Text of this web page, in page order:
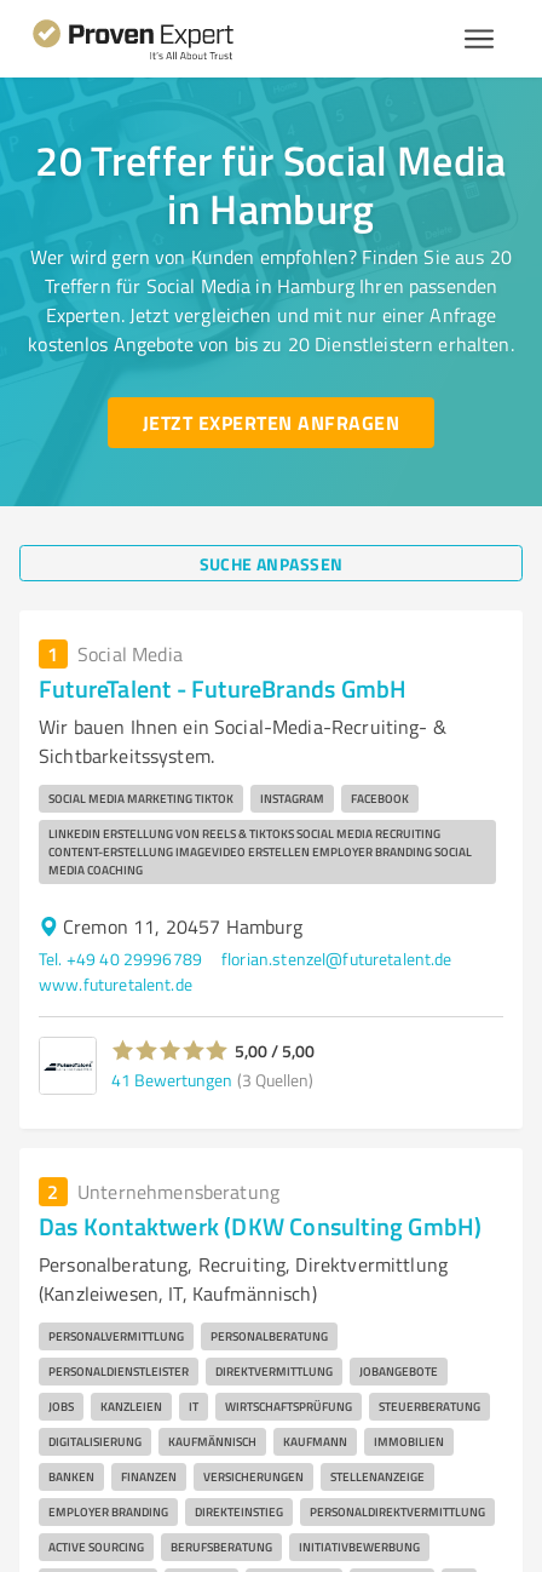
20 Treffer für Social Media
in Hamburg
Wer wird gern von Kunden empfohlen? Finden Sie aus 20
Treffern für Social Media in Hamburg Ihren passenden
Experten. Jetzt vergleichen und mit nur einer Anfrage
kostenlos Angebote von bis zu 20 Dienstleistern erhalten.
JETZT EXPERTEN ANFRAGEN
SUCHE ANPASSEN
1 Social Media
FutureTalent - FutureBrands GmbH
Wir bauen Ihnen ein Social-Media-Recruiting- &
Sichtbarkeitssystem.
SOCIAL MEDIA MARKETING TIKTOK INSTAGRAM FACEBOOK
LINKEDIN ERSTELLUNG VON REELS & TIKTOKS SOCIAL MEDIA RECRUITING
CONTENT-ERSTELLUNG IMAGEVIDEO ERSTELLEN EMPLOYER BRANDING SOCIAL
MEDIA COACHING
Cremon 11, 20457 Hamburg
Tel. +49 40 29996789
florian.stenzel@futuretalent.de
www.futuretalent.de
5,00 / 5,00
41 Bewertungen (3 Quellen)
2 Unternehmensberatung
Das Kontaktwerk (DKW Consulting GmbH)
Personalberatung, Recruiting, Direktvermittlung
(Kanzleiwesen, IT, Kaufmännisch)
PERSONALVERMITTLUNG PERSONALBERATUNG
PERSONALDIENSTLEISTER DIREKTVERMITTLUNG JOBANGEBOTE
JOBS KANZLEIEN IT WIRTSCHAFTSPRÜFUNG STEUERBERATUNG
DIGITALISIERUNG KAUFMÄNNISCH KAUFMANN IMMOBILIEN
BANKEN FINANZEN VERSICHERUNGEN STELLENANZEIGE
EMPLOYER BRANDING DIREKTEINSTIEG PERSONALDIREKTVERMITTLUNG
ACTIVE SOURCING BERUFSBERATUNG INITIATIVBEWERBUNG